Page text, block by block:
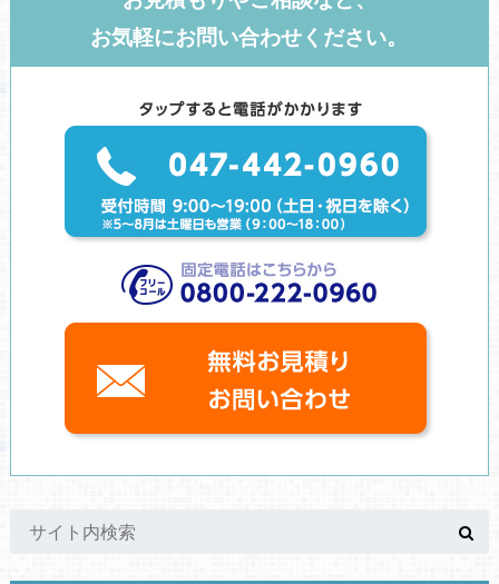
お気軽にお問い合わせください。